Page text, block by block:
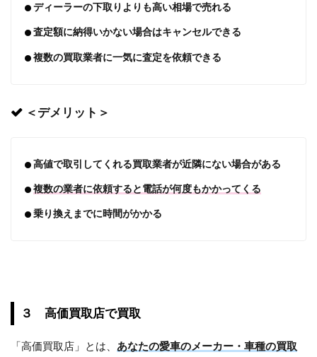
ディーラーの下取りよりも高い相場で売れる
査定額に納得いかない場合はキャンセルできる
複数の買取業者に一気に査定を依頼できる
＜デメリット＞
高値で取引してくれる買取業者が近隣にない場合がある
複数の業者に依頼すると電話が何度もかかってくる
乗り換えまでに時間がかかる
３ 高価買取店で買取
「高価買取店」とは、 あなたの愛車のメーカー・車種の買取